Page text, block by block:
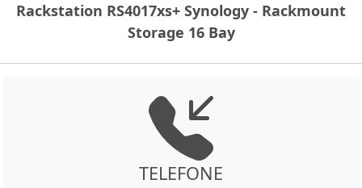
Rackstation RS4017xs+ Synology - Rackmount
Storage 16 Bay
TELEFONE